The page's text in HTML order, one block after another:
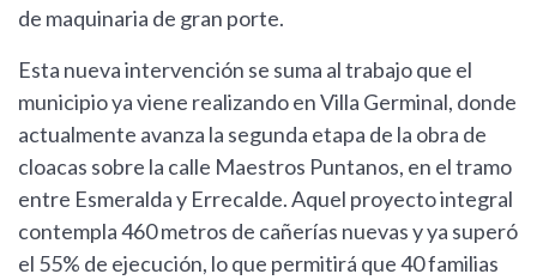
de maquinaria de gran porte.
Esta nueva intervención se suma al trabajo que el
municipio ya viene realizando en Villa Germinal, donde
actualmente avanza la segunda etapa de la obra de
cloacas sobre la calle Maestros Puntanos, en el tramo
entre Esmeralda y Errecalde. Aquel proyecto integral
contempla 460 metros de cañerías nuevas y ya superó
el 55% de ejecución, lo que permitirá que 40 familias